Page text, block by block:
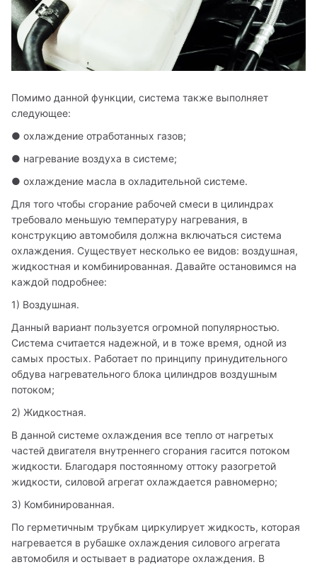
Помимо данной функции, система также выполняет
следующее:
● охлаждение отработанных газов;
● нагревание воздуха в системе;
● охлаждение масла в охладительной системе.
Для того чтобы сгорание рабочей смеси в цилиндрах
требовало меньшую температуру нагревания, в
конструкцию автомобиля должна включаться система
охлаждения. Существует несколько ее видов: воздушная,
жидкостная и комбинированная. Давайте остановимся на
каждой подробнее:
1) Воздушная.
Данный вариант пользуется огромной популярностью.
Система считается надежной, и в тоже время, одной из
самых простых. Работает по принципу принудительного
обдува нагревательного блока цилиндров воздушным
потоком;
2) Жидкостная.
В данной системе охлаждения все тепло от нагретых
частей двигателя внутреннего сгорания гасится потоком
жидкости. Благодаря постоянному оттоку разогретой
жидкости, силовой агрегат охлаждается равномерно;
3) Комбинированная.
По герметичным трубкам циркулирует жидкость, которая
нагревается в рубашке охлаждения силового агрегата
автомобиля и остывает в радиаторе охлаждения. В